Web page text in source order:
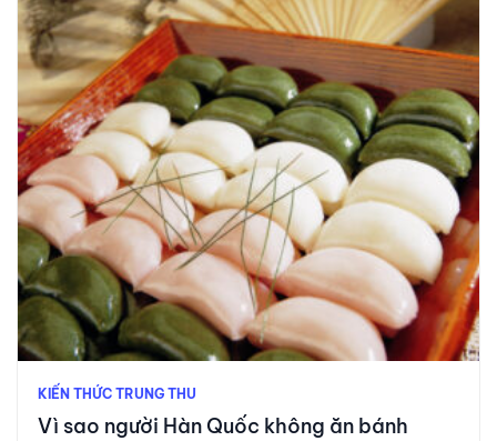
KIẾN THỨC TRUNG THU
Vì sao người Hàn Quốc không ăn bánh